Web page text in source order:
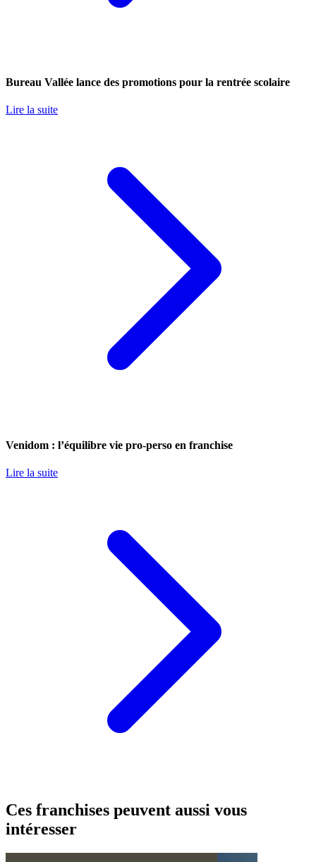
Bureau Vallée lance des promotions pour la rentrée scolaire
Lire la suite
Venidom : l’équilibre vie pro-perso en franchise
Lire la suite
Ces franchises peuvent aussi vous
intéresser